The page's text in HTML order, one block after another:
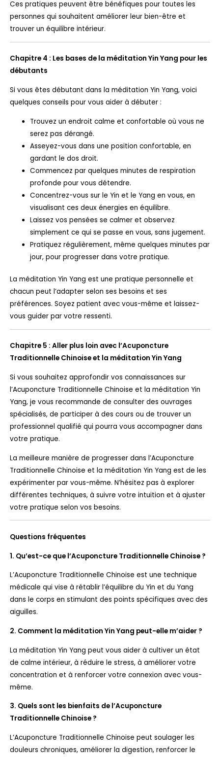
Ces pratiques peuvent être bénéfiques pour toutes les
personnes qui souhaitent améliorer leur bien-être et
trouver un équilibre intérieur.
Chapitre 4 : Les bases de la méditation Yin Yang pour les
débutants
Si vous êtes débutant dans la méditation Yin Yang, voici
quelques conseils pour vous aider à débuter :
Trouvez un endroit calme et confortable où vous ne
serez pas dérangé.
Asseyez-vous dans une position confortable, en
gardant le dos droit.
Commencez par quelques minutes de respiration
profonde pour vous détendre.
Concentrez-vous sur le Yin et le Yang en vous, en
visualisant ces deux énergies en équilibre.
Laissez vos pensées se calmer et observez
simplement ce qui se passe en vous, sans jugement.
Pratiquez régulièrement, même quelques minutes par
jour, pour progresser dans votre pratique.
La méditation Yin Yang est une pratique personnelle et
chacun peut l’adapter selon ses besoins et ses
préférences. Soyez patient avec vous-même et laissez-
vous guider par votre ressenti.
Chapitre 5 : Aller plus loin avec l’Acuponcture
Traditionnelle Chinoise et la méditation Yin Yang
Si vous souhaitez approfondir vos connaissances sur
l’Acuponcture Traditionnelle Chinoise et la méditation Yin
Yang, je vous recommande de consulter des ouvrages
spécialisés, de participer à des cours ou de trouver un
professionnel qualifié qui pourra vous accompagner dans
votre pratique.
La meilleure manière de progresser dans l’Acuponcture
Traditionnelle Chinoise et la méditation Yin Yang est de les
expérimenter par vous-même. N’hésitez pas à explorer
différentes techniques, à suivre votre intuition et à ajuster
votre pratique selon vos besoins.
Questions fréquentes
1. Qu’est-ce que l’Acuponcture Traditionnelle Chinoise ?
L’Acuponcture Traditionnelle Chinoise est une technique
médicale qui vise à rétablir l’équilibre du Yin et du Yang
dans le corps en stimulant des points spécifiques avec des
aiguilles.
2. Comment la méditation Yin Yang peut-elle m’aider ?
La méditation Yin Yang peut vous aider à cultiver un état
de calme intérieur, à réduire le stress, à améliorer votre
concentration et à renforcer votre connexion avec vous-
même.
3. Quels sont les bienfaits de l’Acuponcture
Traditionnelle Chinoise ?
L’Acuponcture Traditionnelle Chinoise peut soulager les
douleurs chroniques, améliorer la digestion, renforcer le